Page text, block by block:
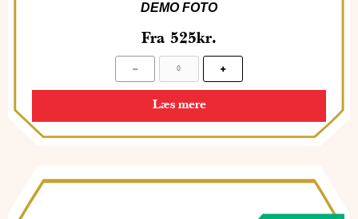
DEMO FOTO
Fra 525kr.
Læs mere